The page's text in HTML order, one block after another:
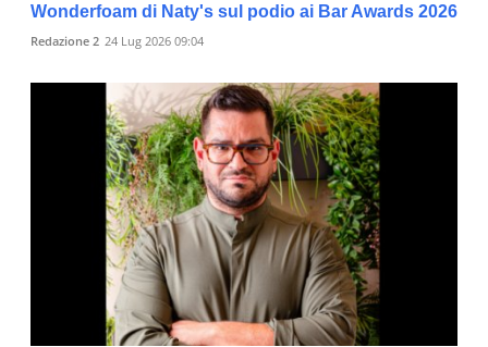
Wonderfoam di Naty's sul podio ai Bar Awards 2026
Redazione 2 24 Lug 2026 09:04